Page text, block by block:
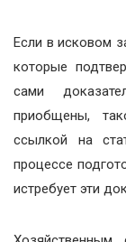
Если в исковом
которые
сами
приобщены,
ссылкой на
процессе
истребует эти